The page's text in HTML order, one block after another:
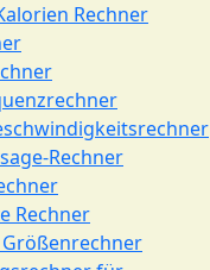
Rechner
Rechner
Rechner